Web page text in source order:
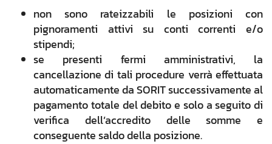
non sono rateizzabili le posizioni con
pignoramenti attivi su conti correnti e/o
stipendi;
se presenti fermi amministrativi, la
cancellazione di tali procedure verrà effettuata
automaticamente da SORIT successivamente al
pagamento totale del debito e solo a seguito di
verifica dell’accredito delle somme e
conseguente saldo della posizione.